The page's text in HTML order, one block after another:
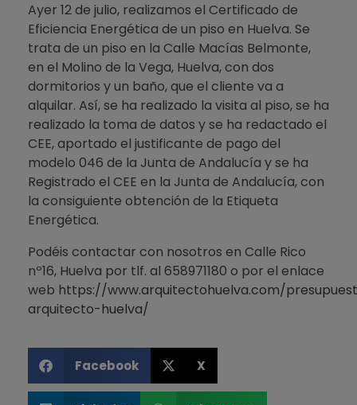
Ayer 12 de julio, realizamos el Certificado de
Eficiencia Energética de un piso en Huelva. Se
trata de un piso en la Calle Macías Belmonte,
en el Molino de la Vega, Huelva, con dos
dormitorios y un baño, que el cliente va a
alquilar. Así, se ha realizado la visita al piso, se ha
realizado la toma de datos y se ha redactado el
CEE, aportado el justificante de pago del
modelo 046 de la Junta de Andalucía y se ha
Registrado el CEE en la Junta de Andalucía, con
la consiguiente obtención de la Etiqueta
Energética.
Podéis contactar con nosotros en Calle Rico
nº16, Huelva por tlf. al 658971180 o por el enlace
web https://www.arquitectohuelva.com/
arquitecto-huelva/
Facebook X